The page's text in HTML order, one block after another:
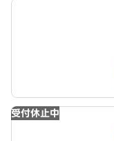
受付休止中